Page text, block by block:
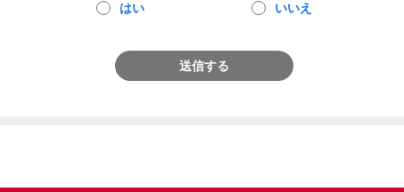
はい いいえ
送信する